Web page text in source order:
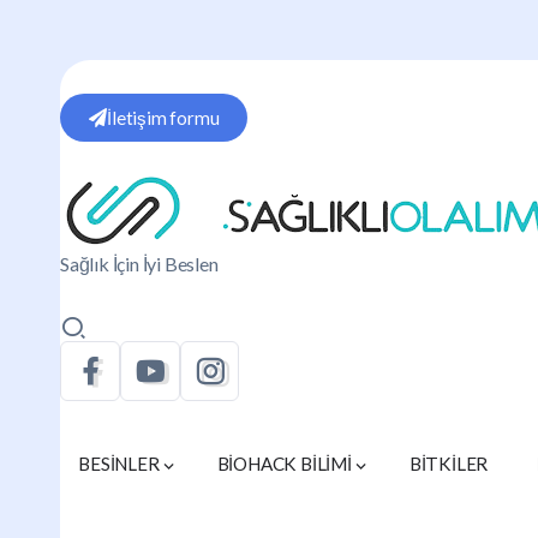
İletişim formu
Sağlık İçin İyi Beslen
BESİNLER BİOHACK BİLİMİ BİTKİLER